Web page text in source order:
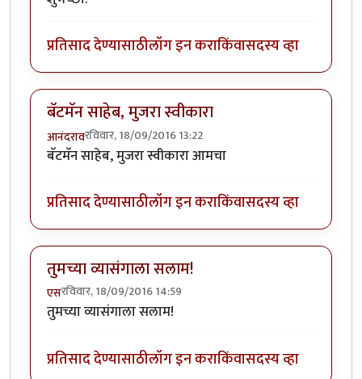
प्रतिसाद देण्यासाठीलॉग इन कराकिंवासदस्य व्हा
बॅटमॅन साहेब, मुजरा स्वीकारा
आनंदरावरविवार, 18/09/2016 13:22
बॅटमॅन साहेब, मुजरा स्वीकारा आमचा
प्रतिसाद देण्यासाठीलॉग इन कराकिंवासदस्य व्हा
तुमच्या व्यासंगाला सलाम!
एसरविवार, 18/09/2016 14:59
तुमच्या व्यासंगाला सलाम!
प्रतिसाद देण्यासाठीलॉग इन कराकिंवासदस्य व्हा